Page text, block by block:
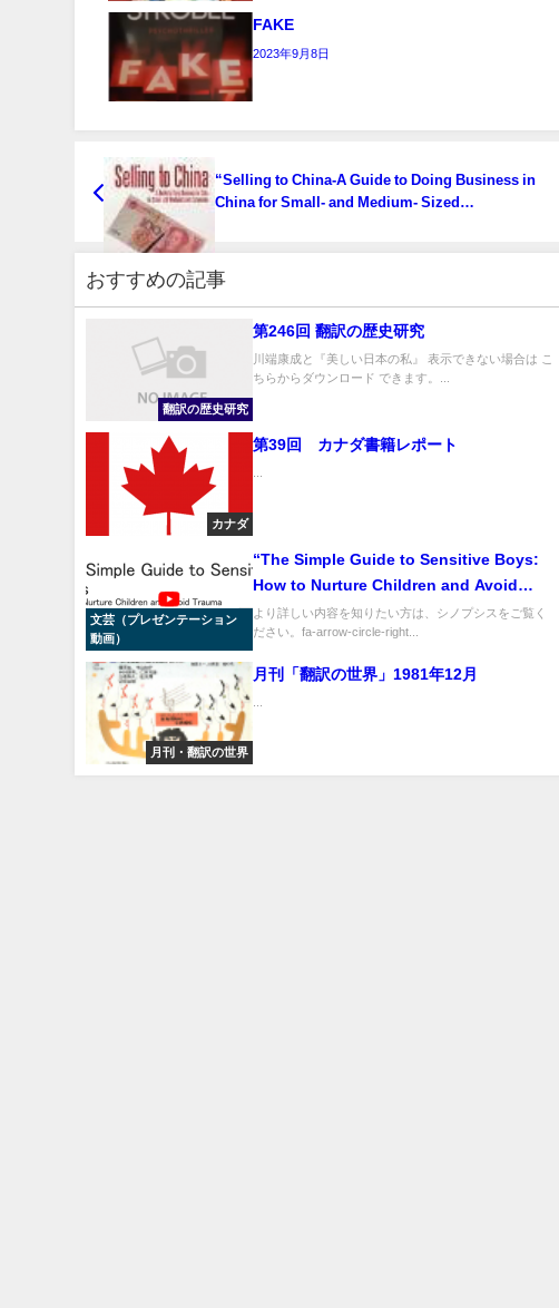
FAKE
2023年9月8日
“Selling to China-A Guide to Doing Business in
China for Small- and Medium- Sized
おすすめの記事
翻訳の歴史研究
第246回 翻訳の歴史研究
川端康成と『美しい日本の私』 表示できない場合は こ
ちらからダウンロード できます。...
カナダ
第39回 カナダ書籍レポート
...
文芸（プレゼンテーション
動画）
“The Simple Guide to Sensitive Boys:
How to Nurture Children and Avoid
Trauma” 「敏感な男の子たち トラウマを
抱えることなく個性を発揮できる子に育て
より詳しい内容を知りたい方は、シノプシスをご覧く
ださい。fa-arrow-circle-right...
月刊・翻訳の世界
月刊「翻訳の世界」1981年12月